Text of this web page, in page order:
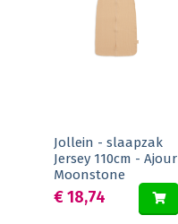
Jollein - slaapzak
Jersey 110cm - Ajour
Moonstone
€ 18,74